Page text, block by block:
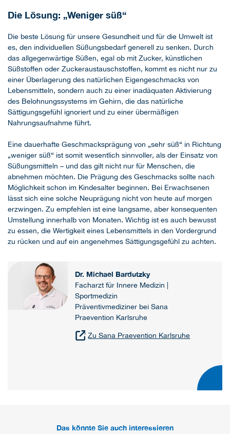
Die Lösung: „Weniger süß“
Die beste Lösung für unsere Gesundheit und für die Umwelt ist
es, den individuellen Süßungsbedarf generell zu senken. Durch
das allgegenwärtige Süßen, egal ob mit Zucker, künstlichen
Süßstoffen oder Zuckeraustauschstoffen, kommt es nicht nur zu
einer Überlagerung des natürlichen Eigengeschmacks von
Lebensmitteln, sondern auch zu einer inadäquaten Aktivierung
des Belohnungssystems im Gehirn, die das natürliche
Sättigungsgefühl ignoriert und zu einer übermäßigen
Nahrungsaufnahme führt.
Eine dauerhafte Geschmacksprägung von „sehr süß“ in Richtung
„weniger süß“ ist somit wesentlich sinnvoller, als der Einsatz von
Süßungsmitteln – und das gilt nicht nur für Menschen, die
abnehmen möchten. Die Prägung des Geschmacks sollte nach
Möglichkeit schon im Kindesalter beginnen. Bei Erwachsenen
lässt sich eine solche Neuprägung nicht von heute auf morgen
erzwingen. Zu empfehlen ist eine langsame, aber konsequenten
Umstellung innerhalb von Monaten. Wichtig ist es auch bewusst
zu essen, die Wertigkeit eines Lebensmittels in den Vordergrund
zu rücken und auf ein angenehmes Sättigungsgefühl zu achten.
Dr. Michael Bardutzky
Facharzt für Innere Medizin |
Sportmedizin
Präventivmediziner bei Sana
Praevention Karlsruhe
Zu Sana Praevention Karlsruhe
Das könnte Sie auch interessieren